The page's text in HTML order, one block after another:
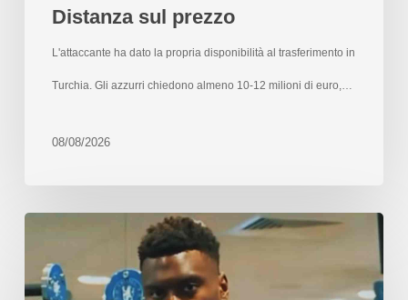
Distanza sul prezzo
L'attaccante ha dato la propria disponibilità al trasferimento in
Turchia. Gli azzurri chiedono almeno 10-12 milioni di euro,…
08/08/2026